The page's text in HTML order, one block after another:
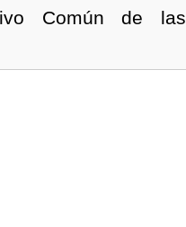
Común de las